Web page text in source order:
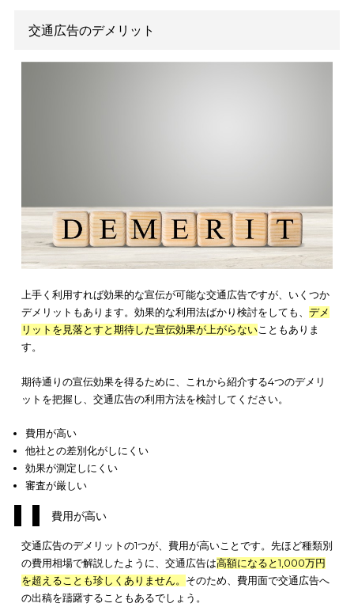
交通広告に出稿する際、費用対効果を高めるコツがあります。
より効果的な宣伝に取り組んでください。
タイアップを上手く利用する
中吊りフリースポットを利用する
タイアップを上手く利用する
ることができます。タイアップとは、広告掲載と別のサービス
ットで提供される形式です。例えば、広告の掲載とイベントチ
トの販売をセットにすることで、
タイアップの場合、広告の掲載費用とイベントチケットの販売
料などが必要ですが、 効率的な宣伝が期待できます。タイアッ
上手く利用し、通常の広告よりも効率的に宣伝効果を上げましょ
う。